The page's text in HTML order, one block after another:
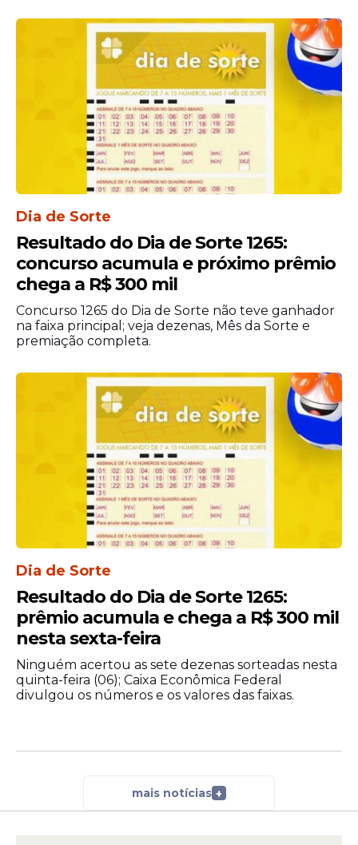
WhatsApp)
Itapissuma: (81) 98844-5216
Jaboatão dos Guararapes: (81) 3461-
3443 / (81) 99195-6655
Moreno: (81) 98299-0974 / (81) 98128-
Olinda: (81) 99266-5307 / 0800.081.0060
Paulista: (81) 99784-0270 / 3371-7992
São Lourenço da Mata: (81) 98338-5407
Dia de Sorte
Resultado do Dia de Sorte 1265:
concurso acumula e próximo prêmio
chega a R$ 300 mil
Concurso 1265 do Dia de Sorte não teve ganhador
na faixa principal; veja dezenas, Mês da Sorte e
premiação completa.
Dia de Sorte
Resultado do Dia de Sorte 1265:
prêmio acumula e chega a R$ 300 mil
nesta sexta-feira
Ninguém acertou as sete dezenas sorteadas nesta
quinta-feira (06); Caixa Econômica Federal
divulgou os números e os valores das faixas.
mais notícias +